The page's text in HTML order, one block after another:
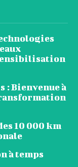
Bienvenue à
10 000 km
à temps